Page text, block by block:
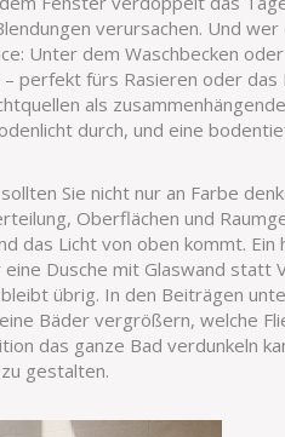
verursachen. Und
Unter dem Waschbecken
perfekt fürs Rasieren oder das
als
durch, und eine
Sie nicht nur an Farbe
Oberflächen und
das Licht von oben kommt.
Dusche mit Glaswand statt
übrig. In den Beiträgen
Bäder vergrößern, welche
das ganze Bad verdunkeln
gestalten.